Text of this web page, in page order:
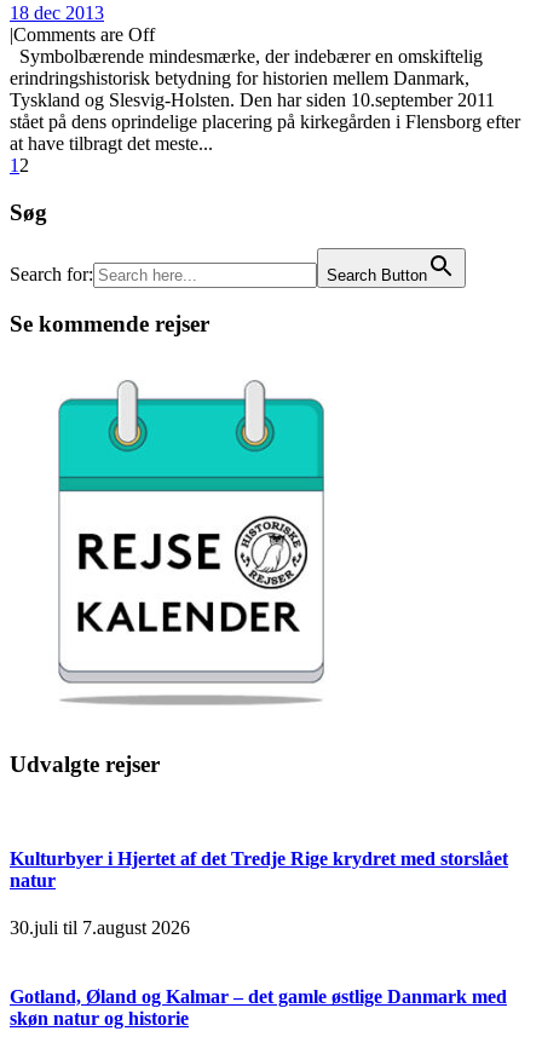
18 dec 2013
|Comments are Off
Symbolbærende mindesmærke, der indebærer en omskiftelig
erindringshistorisk betydning for historien mellem Danmark,
Tyskland og Slesvig-Holsten. Den har siden 10.september 2011
stået på dens oprindelige placering på kirkegården i Flensborg efter
at have tilbragt det meste...
1 2
Søg
Search for: Search Button
Se kommende rejser
Udvalgte rejser
Kulturbyer i Hjertet af det Tredje Rige krydret med storslået
natur
30.juli til 7.august 2026
Gotland, Øland og Kalmar – det gamle østlige Danmark med
skøn natur og historie